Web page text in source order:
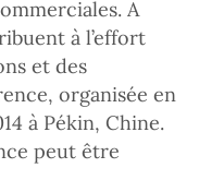
A
à l’effort
et des
organisée en
à Pékin, Chine.
peut être